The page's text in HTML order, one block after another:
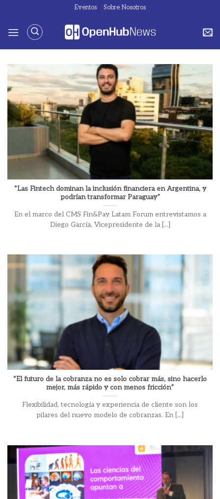
contenido
Eventos Sobre Nosotros
“Las Fintech dominan la inclusión financiera en Argentina, y
podrían transformar Paraguay”
En el marco del CMS Fin&Pay Latam Forum entrevistamos a
Diego García, Vicepresidente de la [...]
“El futuro de la cobranza no es solo cobrar más, sino hacerlo
mejor, más rápido y con menos fricción”
Flexibilidad, tecnología y experiencia de cliente son los
pilares del nuevo modelo de cobranzas. En [...]